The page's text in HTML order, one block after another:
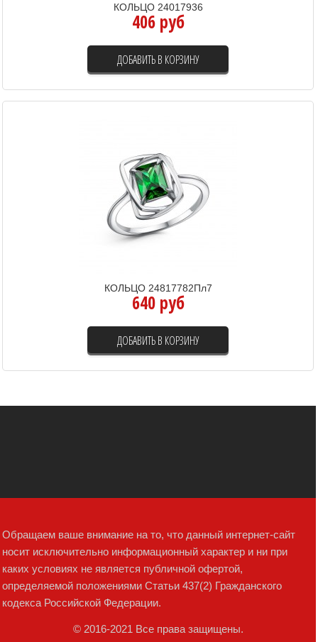
КОЛЬЦО 24017936
406 руб
ДОБАВИТЬ В КОРЗИНУ
КОЛЬЦО 24817782Пл7
640 руб
ДОБАВИТЬ В КОРЗИНУ
Обращаем ваше внимание на то, что данный интернет-сайт
носит исключительно информационный характер и ни при
каких условиях не является публичной офертой,
определяемой положениями Статьи 437(2) Гражданского
кодекса Российской Федерации.
© 2016-2021 Все права защищены.